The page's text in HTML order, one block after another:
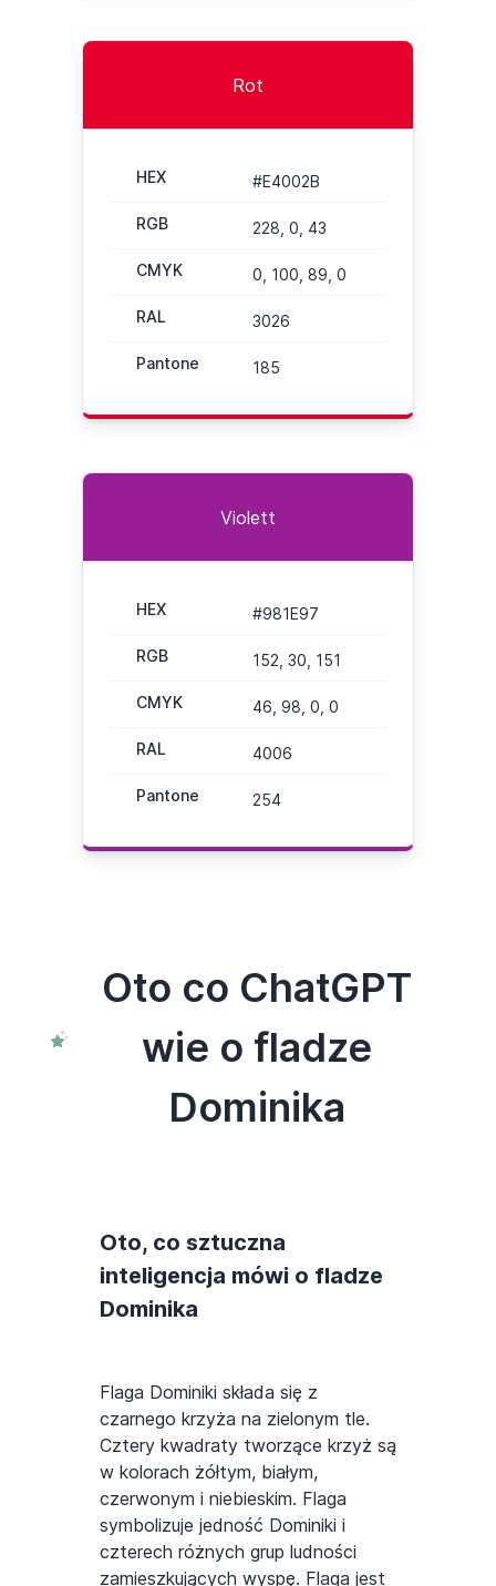
Rot
HEX #E4002B
RGB 228, 0, 43
CMYK 0, 100, 89, 0
RAL 3026
Pantone 185
Violett
HEX #981E97
RGB 152, 30, 151
CMYK 46, 98, 0, 0
RAL 4006
Pantone 254
Oto co ChatGPT
wie o fladze
Dominika
Oto, co sztuczna
inteligencja mówi o fladze
Dominika
Flaga Dominiki składa się z
czarnego krzyża na zielonym tle.
Cztery kwadraty tworzące krzyż są
w kolorach żółtym, białym,
czerwonym i niebieskim. Flaga
symbolizuje jedność Dominiki i
czterech różnych grup ludności
zamieszkujących wyspę. Flaga jest